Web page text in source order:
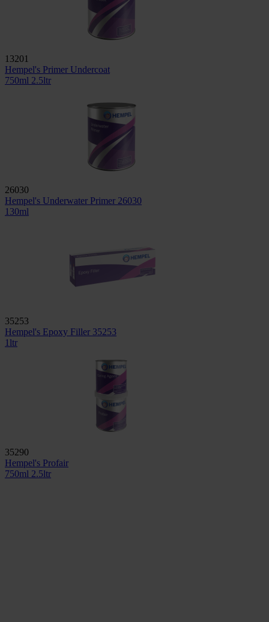
13201
Hempel's Primer Undercoat
750ml 2.5ltr
26030
Hempel's Underwater Primer 26030
130ml
35253
Hempel's Epoxy Filler 35253
1ltr
35290
Hempel's Profair
750ml 2.5ltr